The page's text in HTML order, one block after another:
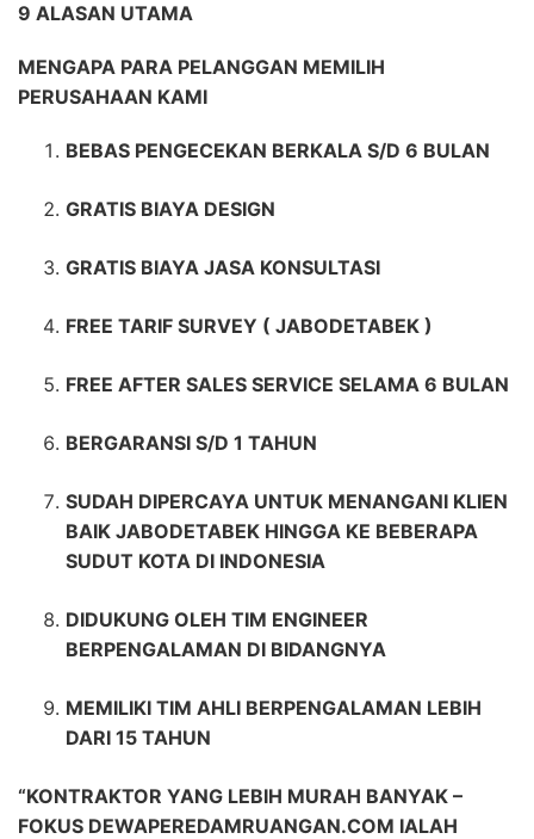
9 ALASAN UTAMA
MENGAPA PARA PELANGGAN MEMILIH
PERUSAHAAN KAMI
BEBAS PENGECEKAN BERKALA S/D 6 BULAN
GRATIS BIAYA DESIGN
GRATIS BIAYA JASA KONSULTASI
FREE TARIF SURVEY ( JABODETABEK )
FREE AFTER SALES SERVICE SELAMA 6 BULAN
BERGARANSI S/D 1 TAHUN
SUDAH DIPERCAYA UNTUK MENANGANI KLIEN
BAIK JABODETABEK HINGGA KE BEBERAPA
SUDUT KOTA DI INDONESIA
DIDUKUNG OLEH TIM ENGINEER
BERPENGALAMAN DI BIDANGNYA
MEMILIKI TIM AHLI BERPENGALAMAN LEBIH
DARI 15 TAHUN
“KONTRAKTOR YANG LEBIH MURAH BANYAK –
FOKUS DEWAPEREDAMRUANGAN.COM IALAH